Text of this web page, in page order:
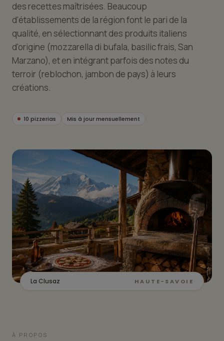
des recettes maîtrisées. Beaucoup
d'établissements de la région font le pari de la
qualité, en sélectionnant des produits italiens
d'origine (mozzarella di bufala, basilic frais, San
Marzano), et en intégrant parfois des notes du
terroir (reblochon, jambon de pays) à leurs
créations.
10 pizzerias Mis à jour mensuellement
La Clusaz HAUTE-SAVOIE
À PROPOS